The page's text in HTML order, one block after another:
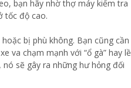
bạn hãy nhờ thợ máy kiểm tra
tốc độ cao.
bị phù không. Bạn cũng cần
va chạm mạnh với “ổ gà” hay lề
sẽ gây ra những hư hỏng đối